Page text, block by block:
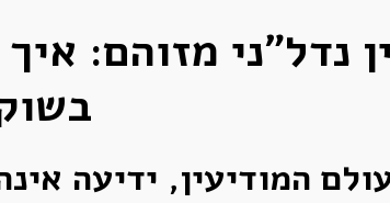
נדל״ני מזוהם:
המודיעין, ידיעה